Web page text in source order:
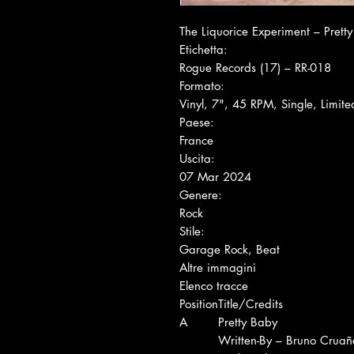
The Liquorice Experiment ‎–
Etichetta:
Rogue Records (17) ‎– RR-018
Formato:
Vinyl, 7", 45 RPM, Single,
Paese:
France
Uscita:
07 Mar 2024
Genere:
Rock
Stile:
Garage Rock, Beat
Altre immagini
Elenco tracce
PositionTitle/Credits
A
Pretty Baby
Written-By – Bruno